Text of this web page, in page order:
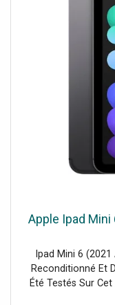
Apple Ipad Mini
Ipad Mini 6
Reconditionné Et
Été Testés Sur